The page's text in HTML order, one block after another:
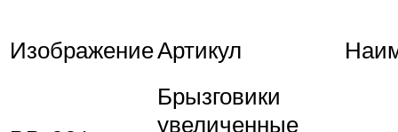
ИзображениеАртикул
Брызговики
увеличенные